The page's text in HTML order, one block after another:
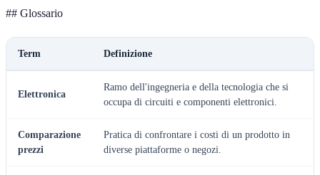
## Glossario
Term Definizione
Elettronica
Ramo dell'ingegneria e della tecnologia che si
occupa di circuiti e componenti elettronici.
Comparazione
prezzi
Pratica di confrontare i costi di un prodotto in
diverse piattaforme o negozi.